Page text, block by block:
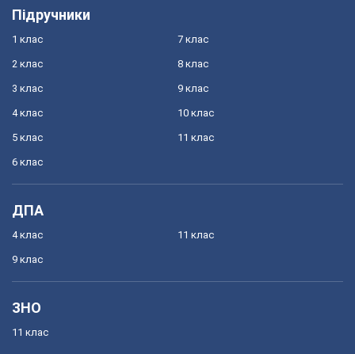
Підручники
1 клас
2 клас
3 клас
4 клас
5 клас
6 клас
7 клас
8 клас
9 клас
10 клас
11 клас
ДПА
4 клас
9 клас
11 клас
ЗНО
11 клас